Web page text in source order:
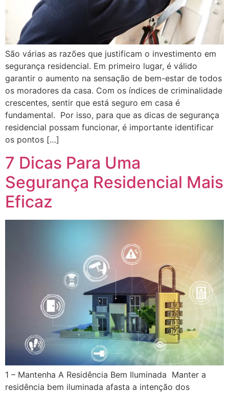
São várias as razões que justificam o investimento em
segurança residencial. Em primeiro lugar, é válido
garantir o aumento na sensação de bem-estar de todos
os moradores da casa. Com os índices de criminalidade
crescentes, sentir que está seguro em casa é
fundamental. Por isso, para que as dicas de segurança
residencial possam funcionar, é importante identificar
os pontos […]
7 Dicas Para Uma
Segurança Residencial Mais
Eficaz
1 – Mantenha A Residência Bem Iluminada Manter a
residência bem iluminada afasta a intenção dos